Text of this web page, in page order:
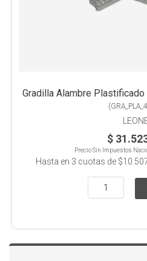
Gradilla Alambre
(
$
Precio Sin Impuestos
Hasta en 3 cuotas de